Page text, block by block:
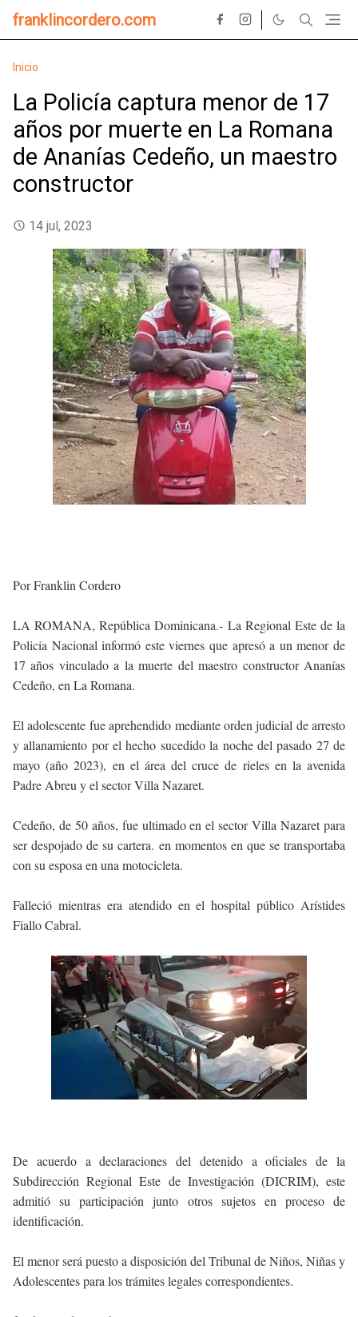
franklincordero.com
Inicio
La Policía captura menor de 17
años por muerte en La Romana
de Ananías Cedeño, un maestro
constructor
14 jul, 2023
Por Franklin Cordero
LA ROMANA, República Dominicana.- La Regional Este de la
Policía Nacional informó este viernes que apresó a un menor de
17 años vinculado a la muerte del maestro constructor Ananías
Cedeño, en La Romana.
El adolescente fue aprehendido mediante orden judicial de arresto
y allanamiento por el hecho sucedido la noche del pasado 27 de
mayo (año 2023), en el área del cruce de rieles en la avenida
Padre Abreu y el sector Villa Nazaret.
Cedeño, de 50 años, fue ultimado en el sector Villa Nazaret para
ser despojado de su cartera. en momentos en que se transportaba
con su esposa en una motocicleta.
Falleció mientras era atendido en el hospital público Arístides
Fiallo Cabral.
De acuerdo a declaraciones del detenido a oficiales de la
Subdirección Regional Este de Investigación (DICRIM), este
admitió su participación junto otros sujetos en proceso de
identificación.
El menor será puesto a disposición del Tribunal de Niños, Niñas y
Adolescentes para los trámites legales correspondientes.